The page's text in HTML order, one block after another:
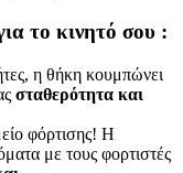
το κινητό σου :
η θήκη κουμπώνει
σταθερότητα και
φόρτισης! Η
με τους φορτιστές